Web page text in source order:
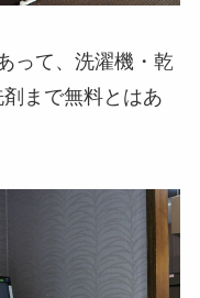
って、洗濯機・乾
まで無料とはあ